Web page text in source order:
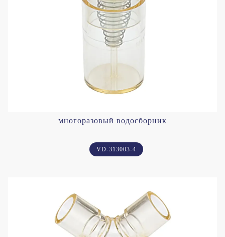
многоразовый водосборник
VD-313003-4